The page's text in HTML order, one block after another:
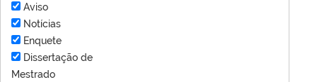
Aviso
Notícias
Enquete
Dissertação de
Mestrado